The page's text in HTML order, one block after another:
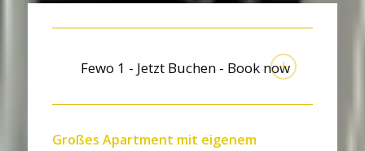
Fewo 1 - Jetzt Buchen - Book now
Großes Apartment mit eigenem